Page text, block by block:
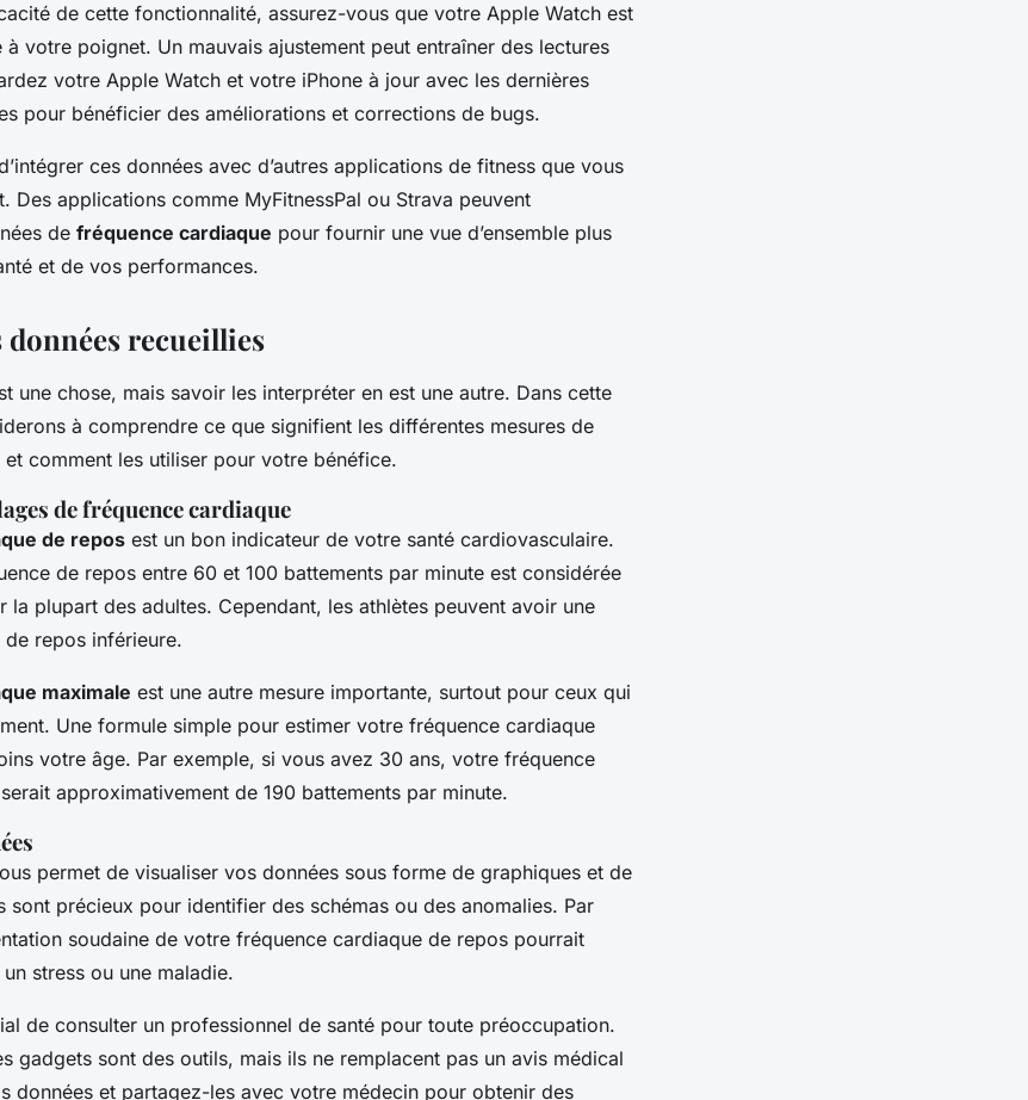
de cette fonctionnalité, assurez-vous que votre Apple Watch est
votre poignet. Un mauvais ajustement peut entraîner des lectures
votre Apple Watch et votre iPhone à jour avec les dernières
pour bénéficier des améliorations et corrections de bugs.
ces données avec d’autres applications de fitness que vous
Des applications comme MyFitnessPal ou Strava peuvent
de fréquence cardiaque pour fournir une vue d’ensemble plus
et de vos performances.
recueillies
une chose, mais savoir les interpréter en est une autre. Dans cette
à comprendre ce que signifient les différentes mesures de
comment les utiliser pour votre bénéfice.
de fréquence cardiaque
de repos est un bon indicateur de votre santé cardiovasculaire.
de repos entre 60 et 100 battements par minute est considérée
la plupart des adultes. Cependant, les athlètes peuvent avoir une
repos inférieure.
maximale est une autre mesure importante, surtout pour ceux qui
Une formule simple pour estimer votre fréquence cardiaque
votre âge. Par exemple, si vous avez 30 ans, votre fréquence
approximativement de 190 battements par minute.
permet de visualiser vos données sous forme de graphiques et de
sont précieux pour identifier des schémas ou des anomalies. Par
soudaine de votre fréquence cardiaque de repos pourrait
stress ou une maladie.
de consulter un professionnel de santé pour toute préoccupation.
gadgets sont des outils, mais ils ne remplacent pas un avis médical
données et partagez-les avec votre médecin pour obtenir des